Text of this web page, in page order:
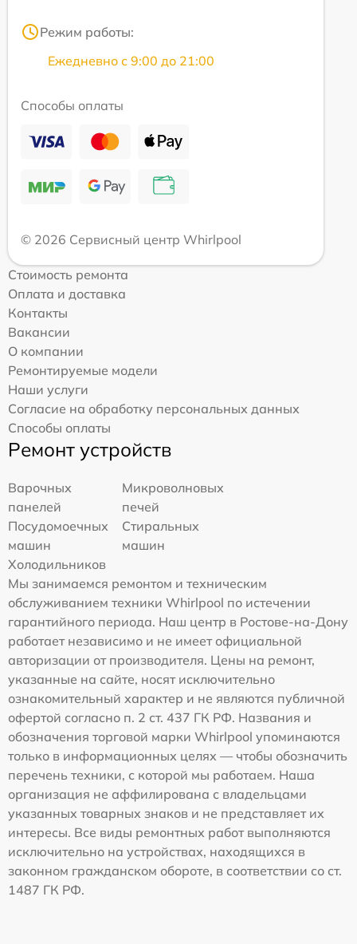
Режим работы:
Ежедневно с 9:00 до 21:00
Способы оплаты
© 2026 Сервисный центр Whirlpool
Стоимость ремонта
Оплата и доставка
Контакты
Вакансии
О компании
Ремонтируемые модели
Наши услуги
Согласие на обработку персональных данных
Способы оплаты
Ремонт устройств
Варочных
панелей
Микроволновых
печей
Посудомоечных
машин
Стиральных
машин
Холодильников
Мы занимаемся ремонтом и техническим
обслуживанием техники Whirlpool по истечении
гарантийного периода. Наш центр в Ростове-на-Дону
работает независимо и не имеет официальной
авторизации от производителя. Цены на ремонт,
указанные на сайте, носят исключительно
ознакомительный характер и не являются публичной
офертой согласно п. 2 ст. 437 ГК РФ. Названия и
обозначения торговой марки Whirlpool упоминаются
только в информационных целях — чтобы обозначить
перечень техники, с которой мы работаем. Наша
организация не аффилирована с владельцами
указанных товарных знаков и не представляет их
интересы. Все виды ремонтных работ выполняются
исключительно на устройствах, находящихся в
законном гражданском обороте, в соответствии со ст.
1487 ГК РФ.